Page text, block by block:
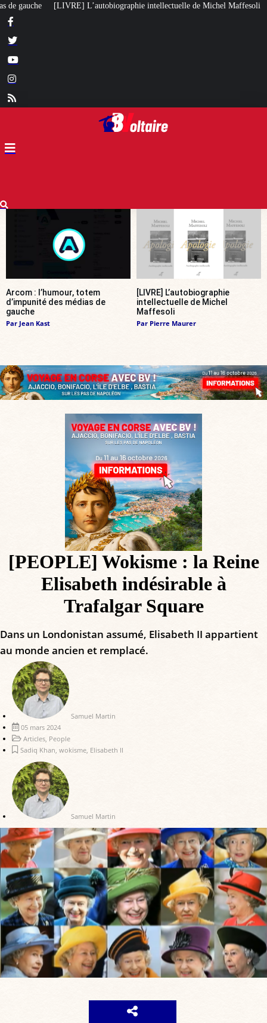
intellectuelle de Michel Maffesoli Pour regagner son influence en
Arcom : l’humour, totem
d’impunité des médias de
gauche
Par Jean Kast
[LIVRE] L’autobiographie
intellectuelle de Michel
Maffesoli
Par Pierre Maurer
[PEOPLE] Wokisme : la Reine
Elisabeth indésirable à
Trafalgar Square
Dans un Londonistan assumé, Elisabeth II appartient
au monde ancien et remplacé.
Samuel Martin
05 mars 2024
Articles People
Sadiq Khan wokisme Elisabeth II
Samuel Martin